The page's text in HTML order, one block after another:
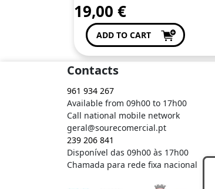
19,00 €
ADD TO CART
Contacts
961 934 267
Available from 09h00 to 17h00
Call national mobile network
geral@sourecomercial.pt
239 206 841
Disponível das 09h00 às 17h00
Chamada para rede fixa nacional